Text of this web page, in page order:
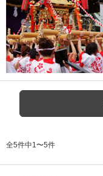
全5件中1〜5件